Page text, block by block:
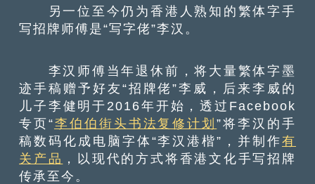
另一位至今仍为香港人熟知的繁体字手
写招牌师傅是“写字佬”李汉。
李汉师傅当年退休前，将大量繁体字墨
迹手稿赠予好友“招牌佬”李威，后来李威的
儿子李健明于2016年开始，透过Facebook
专页“李伯伯街头书法复修计划”将李汉的手
稿数码化成电脑字体“李汉港楷”，并制作有
关产品 ，以现代的方式将香港文化手写招牌
传承至今。